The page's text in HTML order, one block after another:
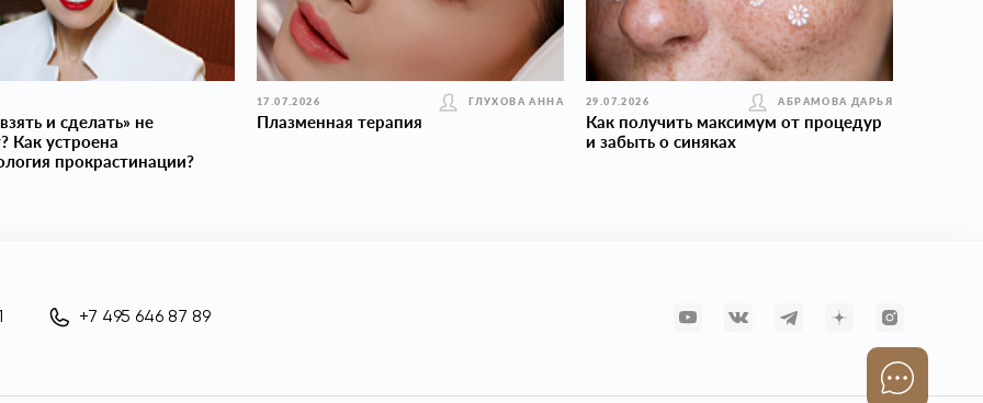
и сделать» не
Как устроена
прокраcтинации?
17.07.2026 ГЛУХОВА АННА
Плазменная терапия
29.07.2026 АБРАМОВА ДАРЬЯ
Как получить максимум от процедур
и забыть о синяках
+7 495 646 87 89